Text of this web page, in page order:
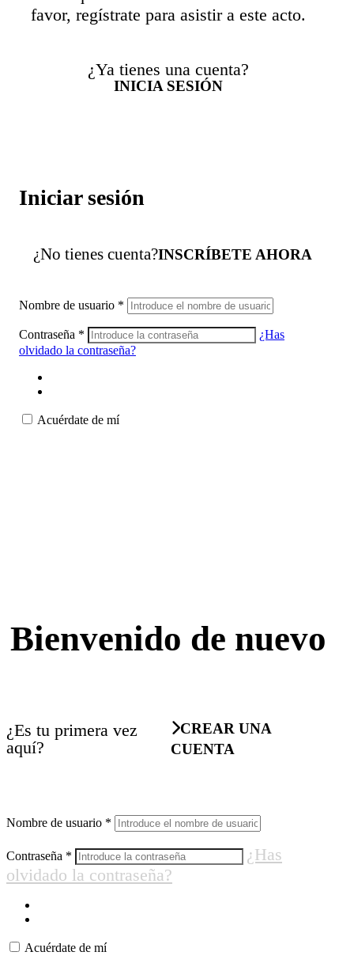
favor, regístrate para asistir a este acto.
¿Ya tienes una cuenta?
INICIA SESIÓN
Iniciar sesión
¿No tienes cuenta?INSCRÍBETE AHORA
Nombre de usuario *
Contraseña *
¿Has
olvidado la contraseña?
Acuérdate de mí
Bienvenido de nuevo
¿Es tu primera vez
aquí?
CREAR UNA
CUENTA
Nombre de usuario *
Contraseña *
¿Has
olvidado la contraseña?
Acuérdate de mí